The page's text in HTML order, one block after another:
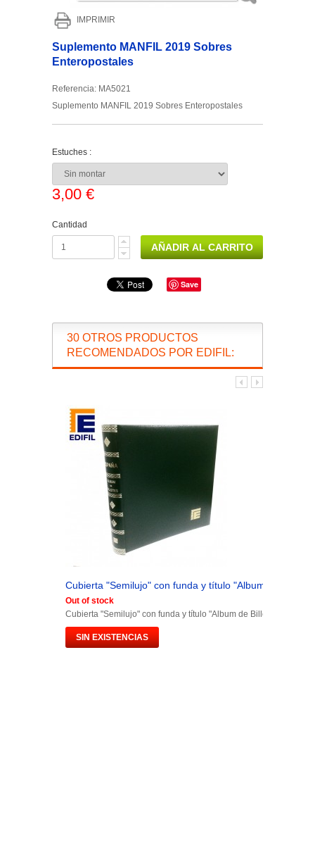
IMPRIMIR
Suplemento MANFIL 2019 Sobres
Enteropostales
Referencia: MA5021
Suplemento MANFIL 2019 Sobres Enteropostales
Estuches :
3,00 €
Cantidad
Save
30 OTROS PRODUCTOS
RECOMENDADOS POR EDIFIL:
Cubierta "Semilujo" con funda y título "Album de
Out of stock
Cubierta "Semilujo" con funda y título "Album de Billetes España"
SIN EXISTENCIAS